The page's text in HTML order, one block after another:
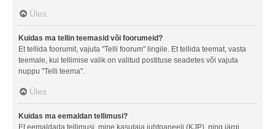
Üles
Kuidas ma tellin teemasid või foorumeid?
Et tellida foorumit, vajuta "Telli foorum" lingile. Et tellida teemat, vasta
teemale, kui tellimise valik on valitud postituse seadetes või vajuta
nuppu "Telli teema".
Üles
Kuidas ma eemaldan tellimusi?
Et eemaldada tellimusi, mine kasutaja juhtpaneeli (KJP), ning järgi